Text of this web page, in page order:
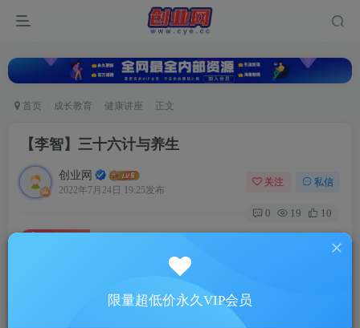
首页 成长教育 健康讲座 正文
【李智】三十六计与养生
创业网
2022年7月24日 19:25发布
关注 私信
0 19 10
此内容为付费资源，请付费后查看
5
限量超低价永久VIP会员